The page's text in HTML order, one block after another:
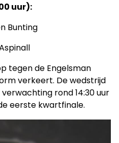
uur):
Bunting
tegen de Engelsman
verkeert. De wedstrijd
rond 14:30 uur
eerste kwartfinale.